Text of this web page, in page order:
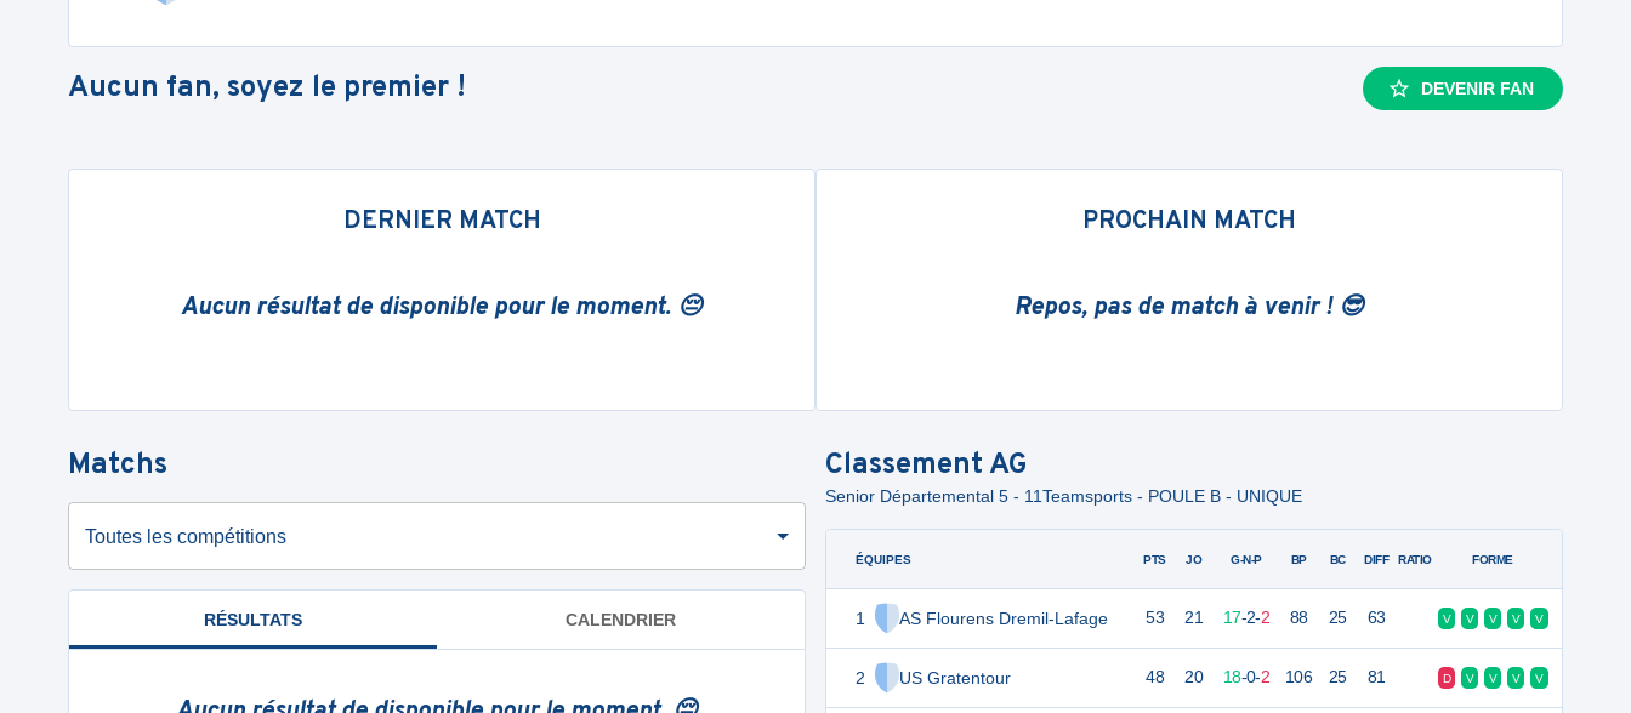
Aucun fan, soyez le premier ! DEVENIR FAN
DERNIER MATCH
Aucun résultat de disponible pour le moment. 😔
PROCHAIN MATCH
Repos, pas de match à venir ! 😎
Matchs
Toutes les compétitions
RÉSULTATS CALENDRIER
Classement AG
Senior Départemental 5 - 11Teamsports - POULE B - UNIQUE
ÉQUIPES
1 AS Flourens Dremil-Lafage
2 US Gratentour
PTS JO G-N-P BP BC DIFF RATIO FORME
53 21 17-2-2 88 25 63 V V V V V
48 20 18-0-2 106 25 81 D V V V V